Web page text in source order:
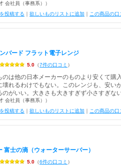
会社員（事務系））
投稿する ｜ 欲しいものリストに追加 ｜ この商品の
バード フラット電子レンジ
5.0 （7件の口コミ ）
のは他の日本メーカーのものより安くて購
壊れるわけでもない。このレンジも、安い
のがいい。大きさも大きすぎず小さすぎな
会社員（事務系））
投稿する ｜ 欲しいものリストに追加 ｜ この商品の
富士の滴（ウォーターサーバー）
5.0 （6件の口コミ ）